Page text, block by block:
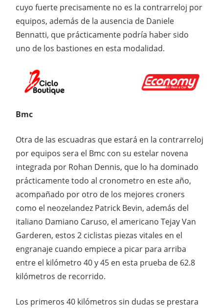
cuyo fuerte precisamente no es la contrarreloj por
equipos, además de la ausencia de Daniele
Bennatti, que prácticamente podría haber sido
uno de los bastiones en esta modalidad.
Bmc
Otra de las escuadras que estará en la contrarreloj
por equipos sera el Bmc con su estelar novena
integrada por Rohan Dennis, que lo ha dominado
prácticamente todo al cronometro en este año,
acompañado por otro de los mejores croners
como el neozelandez Patrick Bevin, además del
italiano Damiano Caruso, el americano Tejay Van
Garderen, estos 2 ciclistas piezas vitales en el
engranaje cuando empiece a picar para arriba
entre el kilómetro 40 y 45 en esta prueba de 62.8
kilómetros de recorrido.
Los primeros 40 kilómetros sin dudas se prestara